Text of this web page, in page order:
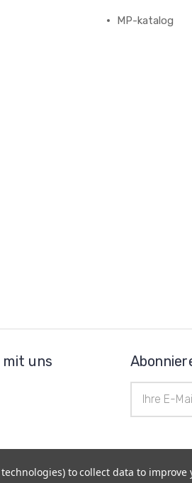
MP-katalog
mit uns
Mail-
Adresse
Powered by BigCommerce Sitemap
to collect data to